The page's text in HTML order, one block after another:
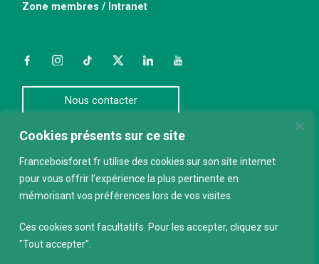
Cookies présents sur ce site
Franceboisforet.fr utilise des cookies sur son site internet
pour vous offrir l’expérience la plus pertinente en
mémorisant vos préférences lors de vos visites.
Ces cookies sont facultatifs. Pour les accepter, cliquez sur
"Tout accepter".
Zone membres / Intranet
FacebookInstagramTikTokTwitterLinkedInYouTube
Nous contacter
ABONNEZ-VOUS À LA NEWSLETTER
E-mail*